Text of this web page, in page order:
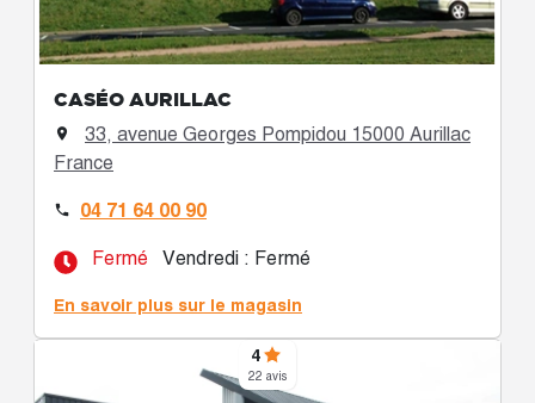
CASÉO AURILLAC

33, avenue Georges Pompidou 15000 Aurillac
France
 04 71 64 00 90
Fermé Vendredi : Fermé
En savoir plus sur le magasin
4
22 avis